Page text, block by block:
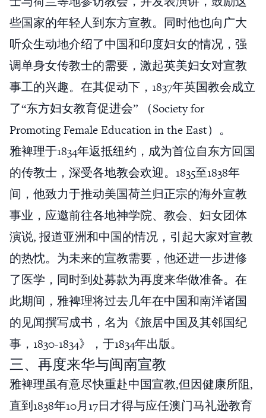
些国家的年轻人到东方宣教。同时他也向广大
听众生动地介绍了中国和印度妇女的情况，强
调单身女传教士的需要，激起英美妇女对宣教
事工的兴趣。在其促动下，1837年英国教会成立
了“东方妇女教育促进会” （Society for
Promoting Female Education in the East）。
雅裨理于1834年返抵纽约，成为首位自东方回国
的传教士，深受各地教会欢迎。1835至1838年
间，他致力于推动美国荷兰归正宗的海外宣教
事业，应邀前往各地神学院、教会、妇女团体
演说, 报道亚洲和中国的情况，引起大家对宣教
的热忱。为未来的宣教需要，他还进一步进修
了医学，同时到处募款为再度来华做准备。在
此期间，雅裨理将过去几年在中国和南洋诸国
的见闻撰写成书，名为《旅居中国及其邻国纪
事，1830-1834》，于1834年出版。
三、再度来华与闽南宣教
雅裨理虽有意尽快重赴中国宣教,但因健康所阻,
直到1838年10月17日才得与应任澳门马礼逊教育